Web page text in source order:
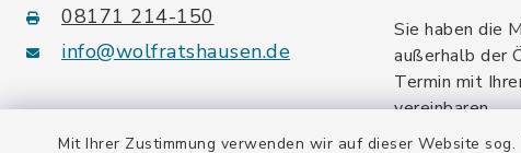
Mit Ihrer Zustimmung verwenden wir auf dieser Website
08171 214-150
info@wolfratshausen.de
Sie haben die
außerhalb der
Termin mit
vereinbaren.